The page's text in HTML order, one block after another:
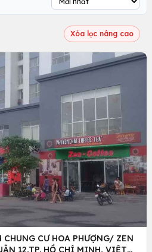
Xóa lọc nâng cao
CƯ HOA PHƯỢNG/ ZEN
12,TP. HỒ CHÍ MINH, VIỆT